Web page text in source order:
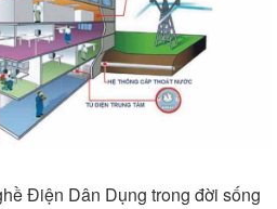
Điện Dân Dụng trong đời sống